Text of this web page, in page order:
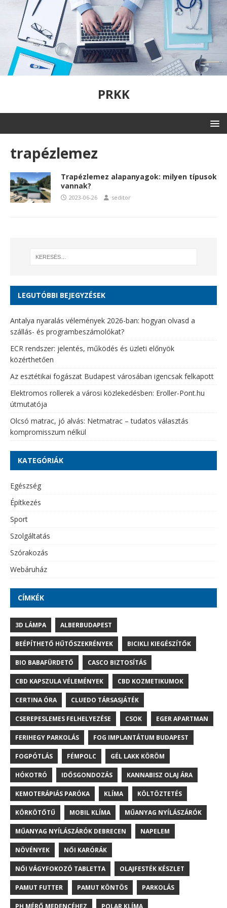
PRKK
trapézlemez
Trapézlemez alapanyagok: milyen típusok
vannak?
2023-06-26 seditor
LEGUTÓBBI BEJEGYZÉSEK
Antalya nyaralás vélemények 2026-ban: hogyan olvasd a
szállás- és programbeszámolókat?
ECR rendszer: jelentés, működés és üzleti előnyök
közérthetően
Az esztétikai fogászat Budapest városában igencsak felkapott
Elektromos rollerek a városi közlekedésben: Eroller-Pont.hu
útmutatója
Olcsó matrac, jó alvás: Netmatrac – tudatos választás
kompromisszum nélkül
KATEGÓRIÁK
Egészség
Építkezés
Sport
Szolgáltatás
Szórakozás
Webáruház
CÍMKÉK
3D LÁMPA ALBERBUDAPEST
BEÉPÍTHETŐ HŰTŐSZEKRÉNYEK BICIKLI KIEGÉSZÍTŐK
BIO BABAFÜRDETŐ CASCO BIZTOSÍTÁS
CBD KAPSZULA VÉLEMÉNYEK CBD KOZMETIKUMOK
CERTINA ÓRA CLUEDO TÁRSASJÁTÉK
CSEREPESLEMES FELHELYEZÉSE CSOK EGER APARTMAN
FERIHEGY PARKOLÁS FOG IMPLANTÁTUM BUDAPEST
FOGPÓTLÁS FÉMPOLC GÉL LAKK KÖRÖM
HÓKOTRÓ IDŐSGONDOZÁS KANNABISZ OLAJ ÁRA
KEMOTERÁPIÁS PARÓKA KLÍMA KÖLTÖZTETÉS
KÖRKÖTŐTŰ MOBIL KLÍMA MŰANYAG NYÍLÁSZÁRÓK
MŰANYAG NYÍLÁSZÁRÓK DEBRECEN NAPELEM
NÖVÉNYEK NŐI KARÓRÁK
NŐI VÁGYFOKOZÓ TABLETTA OLAJFESTÉK KÉSZLET
PAMUT FUTTER PAMUT KÖNTÖS PARKOLÁS
PH MÉRŐ MEDENCÉHEZ POLAR KLÍMA